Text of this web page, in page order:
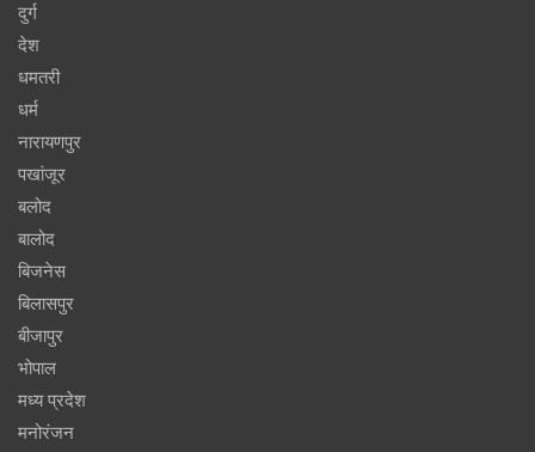
दुर्ग
देश
धमतरी
धर्म
नारायणपुर
पखांजूर
बलोद
बालोद
बिजनेस
बिलासपुर
बीजापुर
भोपाल
मध्य प्रदेश
मनोरंजन